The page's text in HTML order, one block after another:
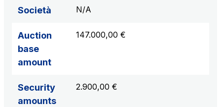
Cleaning activities on outdoor sites, green areas and
toilets
Società Italiana per il Traforo del Monte Bianco
S.p.A.
Società N/A
Auction
base
amount
147.000,00 €
Security
amounts
2.900,00 €